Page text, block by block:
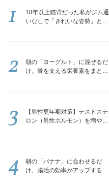
10年以上猫背だった私がジム通
いなしで「きれいな姿勢」と褒
1
朝の「ヨーグルト」に混ぜるだ
け。骨を支える栄養素をまとめ
2
【男性更年期対策】テストステ
ロン（男性ホルモン）を増やす
3
朝の「バナナ」に合わせるだ
け。腸活の効率がアップする食
4